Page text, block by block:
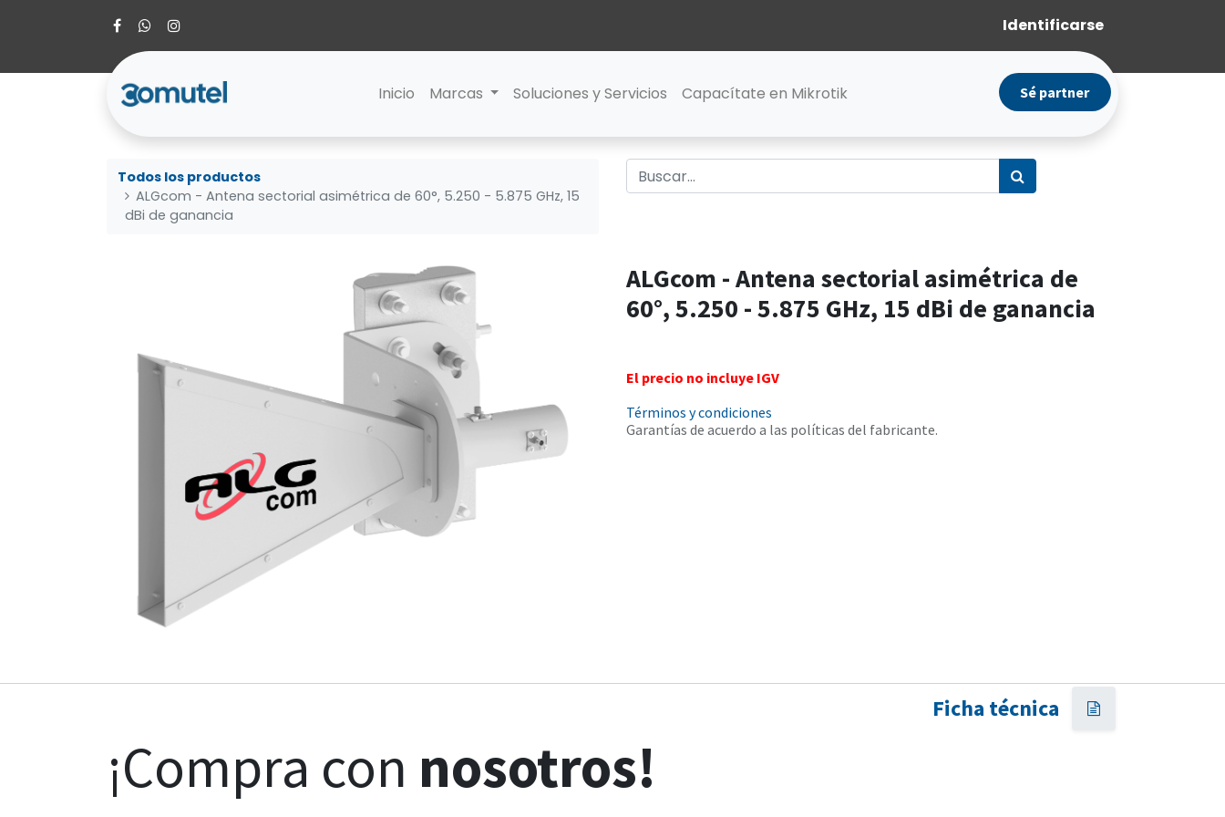
Identificarse
Inicio Marcas Soluciones y Servicios Capacítate en Mikrotik Sé partner
Todos los productos
ALGcom - Antena sectorial asimétrica de 60°, 5.250 - 5.875 GHz, 15
dBi de ganancia
ALGcom - Antena sectorial asimétrica de
60°, 5.250 - 5.875 GHz, 15 dBi de ganancia
El precio no incluye IGV
Términos y condiciones
Garantías de acuerdo a las políticas del fabricante.
Ficha técnica
¡Compra con nosotros!